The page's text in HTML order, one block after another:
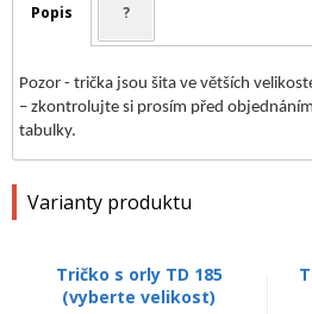
Popis ?
Pozor - trička jsou šita ve větších
– zkontrolujte si prosím před
tabulky.
Varianty produktu
Tričko s orly TD 185
(vyberte velikost)